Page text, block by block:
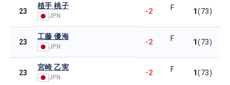
23
植手 桃子
JPN -2 F 1(73)
23
工藤 優海
JPN -2 F 1(73)
23
宮崎 乙実
JPN -2 F 1(73)